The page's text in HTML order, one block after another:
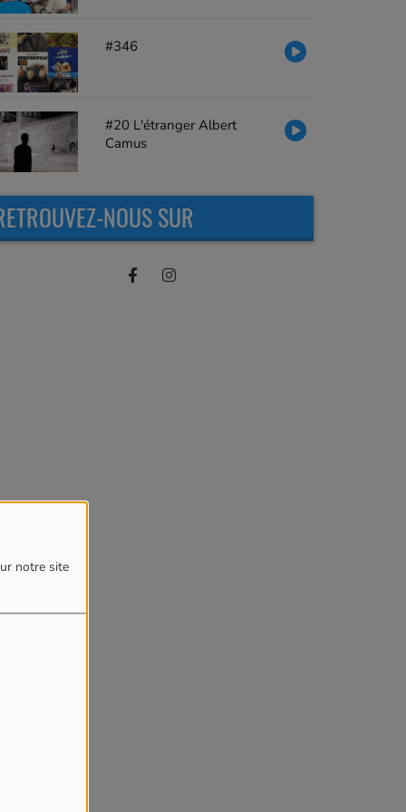
notre site
#346
#20 L'étranger Albert
Camus
NOUS SUR